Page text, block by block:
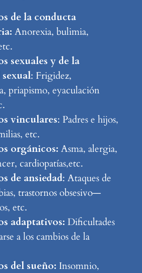
de la conducta
Anorexia, bulimia,
sexuales y de la
: Frigidez,
priapismo, eyaculación
vinculares: Padres e hijos,
etc.
orgánicos: Asma, alergia,
cardiopatías,etc.
de ansiedad: Ataques de
trastornos obsesivo—
etc.
adaptativos: Dificultades
a los cambios de la
del sueño: Insomnio,